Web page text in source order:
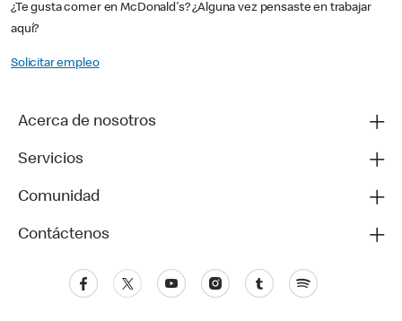
¿Te gusta comer en McDonald's? ¿Alguna vez pensaste en trabajar
aquí?
Solicitar empleo
Acerca de nosotros
Servicios
Comunidad
Contáctenos